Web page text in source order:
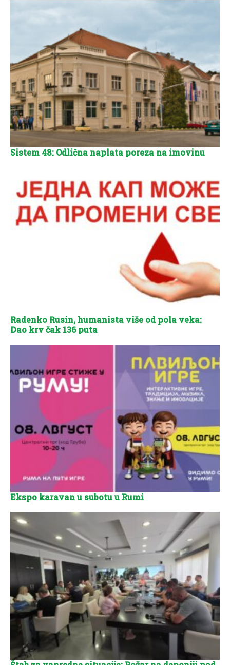
Sistem 48: Odlična naplata poreza na imovinu
Radenko Rusin, humanista više od pola veka:
Dao krv čak 136 puta
Ekspo karavan u subotu u Rumi